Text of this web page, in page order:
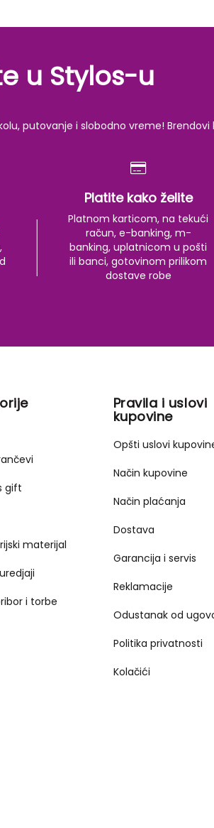
u Stylos-u
putovanje i slobodno vreme! Brendovi
Platite kako želite
Platnom karticom, na tekući
račun, e-banking, m-
banking, uplatnicom u pošti
ili banci, gotovinom prilikom
dostave robe
gift
materijal
i torbe
Pravila i uslovi
kupovine
Opšti uslovi
Način kupovine
Način plaćanja
Dostava
Garancija i servis
Reklamacije
Odustanak od
Politika privatnosti
Kolačići